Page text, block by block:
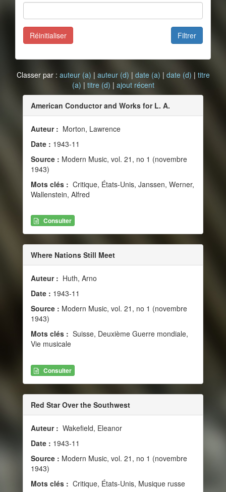
Filtrer
Réinitialiser
Classer par : auteur (a) | auteur (d) | date (a) | date (d) | titre
(a) | titre (d) | ajout récent
American Conductor and Works for L. A.
Auteur : Morton, Lawrence
Date : 1943-11
Source : Modern Music, vol. 21, no 1 (novembre
1943)
Mots clés : Critique, États-Unis, Janssen, Werner,
Wallenstein, Alfred
Consulter
Where Nations Still Meet
Auteur : Huth, Arno
Date : 1943-11
Source : Modern Music, vol. 21, no 1 (novembre
1943)
Mots clés : Suisse, Deuxième Guerre mondiale,
Vie musicale
Consulter
Red Star Over the Southwest
Auteur : Wakefield, Eleanor
Date : 1943-11
Source : Modern Music, vol. 21, no 1 (novembre
1943)
Mots clés : Critique, États-Unis, Musique russe